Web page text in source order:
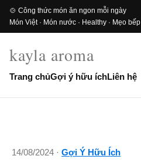
🍲 Công thức món ăn ngon mỗi ngày
Món Việt · Món nước · Healthy · Mẹo bếp
kayla aroma
Trang chủGợi ý hữu íchLiên hệ
14/08/2024 · Gợi Ý Hữu Ích